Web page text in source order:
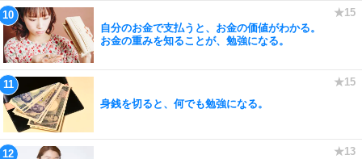
自分のお金で支払うと、お金の価値がわかる。
お金の重みを知ることが、勉強になる。
身銭を切ると、何でも勉強になる。